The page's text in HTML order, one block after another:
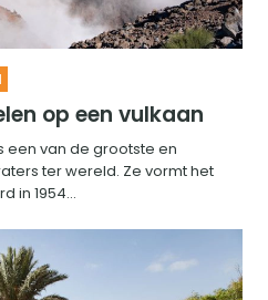
op een vulkaan
een van de grootste en
ter wereld. Ze vormt het
in 1954...